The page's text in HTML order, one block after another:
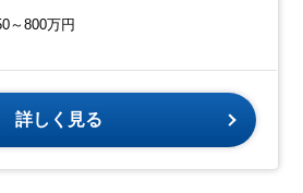
～800万円
詳しく見る